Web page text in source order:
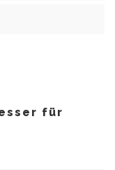
für